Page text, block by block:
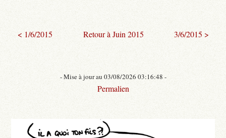
< 1/6/2015 Retour à Juin 2015 3/6/2015 >
- Mise à jour au 03/08/2026 03:16:48 -
Permalien